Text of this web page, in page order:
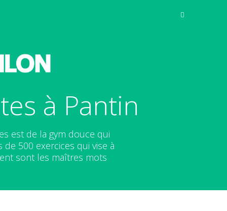
à Pantin
est de la gym douce qui
500 exercices qui vise à
sont les maîtres mots